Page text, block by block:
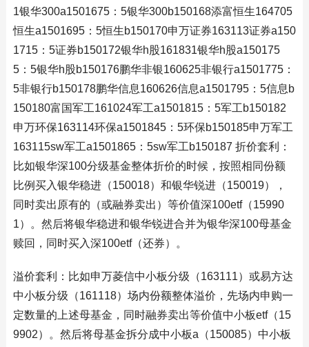
1银华300a1501675：5银华300b150168添富恒生164705
恒生a1501695：5恒生b150170申万证券163113证券a150
1715：5证券b150172银华h股161831银华h股a150175
5：5银华h股b150176鹏华非银160625非银行a1501775：
5非银行b150178鹏华信息160626信息a1501795：5信息b
150180富国军工161024军工a1501815：5军工b150182
申万环保163114环保a1501845：5环保b150185申万军工
163115sw军工a1501865：5sw军工b150187 折价套利：
比如银华深100分级基金整体折价的时候，按照相同份额
比例买入银华稳进（150018）和银华锐进（150019），
同时卖出原有的（或融券卖出）等价值深100etf（15990
1）。然后将银华稳进和银华锐进合并为银华深100母基金
赎回，同时买入深100etf（还券）。
溢价套利：比如申万菱信中小板分级（163111）或易方达
中小板分级（161118）场内份额整体溢价，先场内申购一
定数量的上述母基金，同时融券卖出等价值中小板etf（15
9902）。然后将母基金拆分成中小板a（150085）中小板